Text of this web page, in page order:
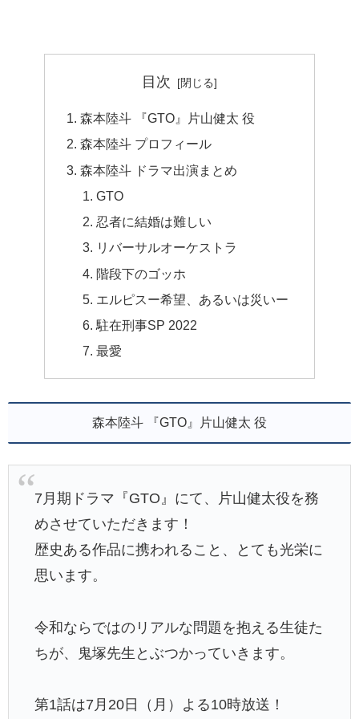
目次
森本陸斗 『GTO』片山健太 役
森本陸斗 プロフィール
森本陸斗 ドラマ出演まとめ
GTO
忍者に結婚は難しい
リバーサルオーケストラ
階段下のゴッホ
エルピスー希望、あるいは災いー
駐在刑事SP 2022
最愛
森本陸斗 『GTO』片山健太 役
7月期ドラマ『GTO』にて、片山健太役を務
めさせていただきます！
歴史ある作品に携われること、とても光栄に
思います。
令和ならではのリアルな問題を抱える生徒た
ちが、鬼塚先生とぶつかっていきます。
第1話は7月20日（月）よる10時放送！